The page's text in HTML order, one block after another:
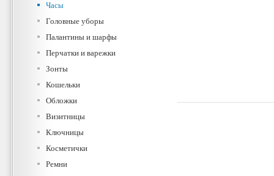
Часы
Головные уборы
Палантины и шарфы
Перчатки и варежки
Зонты
Кошельки
Обложки
Визитницы
Ключницы
Косметички
Ремни